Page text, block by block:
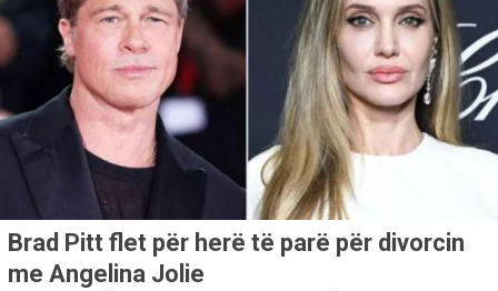
Brad Pitt flet për herë të parë për divorcin
me Angelina Jolie